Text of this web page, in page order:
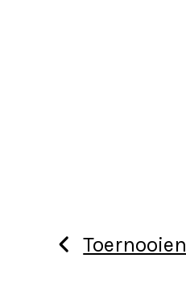
Toernooien